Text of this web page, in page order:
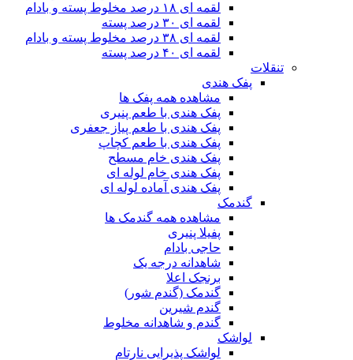
لقمه ای ۱۸ درصد مخلوط پسته و بادام
لقمه ای ۳۰ درصد پسته
لقمه ای ۳۸ درصد مخلوط پسته و بادام
لقمه ای ۴۰ درصد پسته
تنقلات
پفک هندی
مشاهده همه پفک ها
پفک هندی با طعم پنیری
پفک هندی با طعم پیاز جعفری
پفک هندی با طعم کچاپ
پفک هندی خام مسطح
پفک هندی خام لوله ای
پفک هندی آماده لوله ای
گندمک
مشاهده همه گندمک ها
پفیلا پنیری
حاجی بادام
شاهدانه درجه یک
برنجک اعلا
گندمک (گندم شور)
گندم شیرین
گندم و شاهدانه مخلوط
لواشک
لواشک پذیرایی نارتام